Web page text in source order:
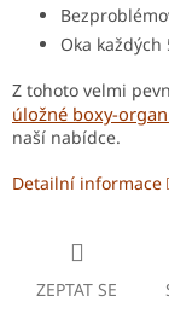
Oka
Z tohoto velmi
úložné boxy-
naší nabídce.
Detailní informace
ZEPTAT SE